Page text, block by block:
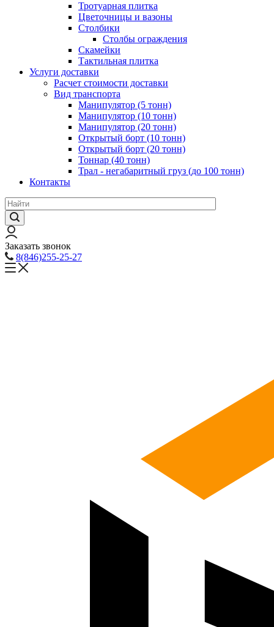
Тротуарная плитка
Цветочницы и вазоны
Столбики
Столбы ограждения
Скамейки
Тактильная плитка
Услуги доставки
Расчет стоимости доставки
Вид транспорта
Манипулятор (5 тонн)
Манипулятор (10 тонн)
Манипулятор (20 тонн)
Открытый борт (10 тонн)
Открытый борт (20 тонн)
Тоннар (40 тонн)
Трал - негабаритный груз (до 100 тонн)
Контакты
Заказать звонок
8(846)255-25-27